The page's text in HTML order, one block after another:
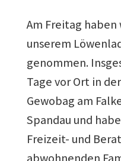
Am Freitag haben
unserem
genommen.
Tage vor Ort in
Gewobag am
Spandau und
Freizeit- und